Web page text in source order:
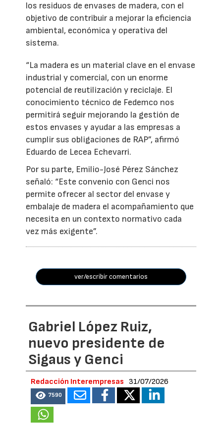
los residuos de envases de madera, con el
objetivo de contribuir a mejorar la eficiencia
ambiental, económica y operativa del
sistema.
“La madera es un material clave en el envase
industrial y comercial, con un enorme
potencial de reutilización y reciclaje. El
conocimiento técnico de Fedemco nos
permitirá seguir mejorando la gestión de
estos envases y ayudar a las empresas a
cumplir sus obligaciones de RAP”, afirmó
Eduardo de Lecea Echevarri.
Por su parte, Emilio-José Pérez Sánchez
señaló: “Este convenio con Genci nos
permite ofrecer al sector del envase y
embalaje de madera el acompañamiento que
necesita en un contexto normativo cada
vez más exigente”.
ver/escribir comentarios
Gabriel López Ruiz,
nuevo presidente de
Sigaus y Genci
Redacción Interempresas 31/07/2026
7590